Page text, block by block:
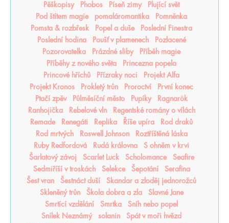
Pěškopisy
Phobos Píseň zimy
Plující svět
Pod štítem magie
pomaláromantika
Pomněnka
Pomsta & rozbřesk
Popel a duše
Poslední Finestra
Poslední hodina
Poušť v plamenech
Pozlacené
Pozorovatelka
Prázdné sliby
Příběh magie
Příběhy z nového světa
Princezna popela
Princové hříchů
Přízraky noci
Projekt Alfa
Projekt Kronos
Prokletý trůn Proroctví
První konec
Ptačí zpěv
Půlměsíční město Pupíky
Ragnarök
Ranhojička
Rebelové vln
Regentské romány o vílách
Remade
Renegáti Replika Říše upíra
Rod draků
Rod mrtvých
Roswell Johnson
Roztříštěná láska
Ruby Redfordová
Rudá královna
S ohněm v krvi
Šarlatový závoj
Scarlet Luck Scholomance
Seafire
Sedmiříší v troskách
Selekce Šepotání
Serafina
Šest vran
Šestnáct duší
Skandar a zloděj jednorožců
Skleněný trůn
Škola dobra a zla
Slavné Jane
Smrtící vzdělání
Smrtka
Sníh nebo popel
Snílek Neznámý
solanin
Spát v moři hvězd